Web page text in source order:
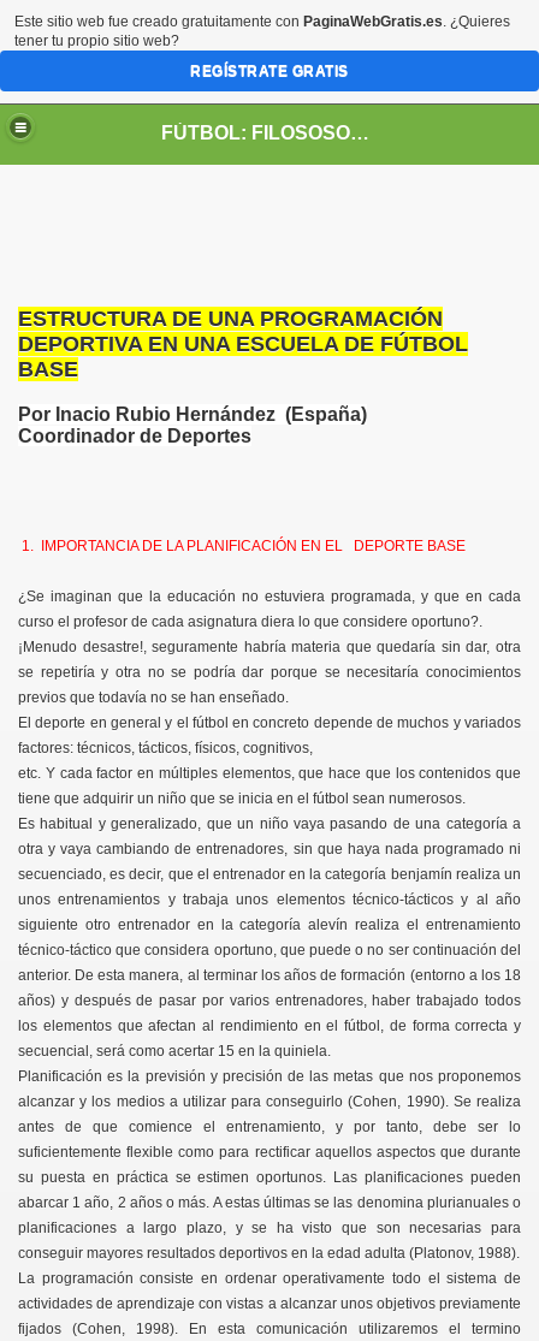
FÚTBOL: FILOSOSOFÍA DE VIDA
ESTRUCTURA DE UNA PROGRAMACIÓN
DEPORTIVA EN UNA ESCUELA DE FÚTBOL
BASE
Por Inacio Rubio Hernández (España)
Coordinador de Deportes
1. IMPORTANCIA DE LA PLANIFICACIÓN EN EL DEPORTE BASE
¿Se imaginan que la educación no estuviera programada, y que en cada
curso el profesor de cada asignatura diera lo que considere oportuno?.
¡Menudo desastre!, seguramente habría materia que quedaría sin dar, otra
se repetiría y otra no se podría dar porque se necesitaría conocimientos
previos que todavía no se han enseñado.
El deporte en general y el fútbol en concreto depende de muchos y variados
factores: técnicos, tácticos, físicos, cognitivos,
etc. Y cada factor en múltiples elementos, que hace que los contenidos que
tiene que adquirir un niño que se inicia en el fútbol sean numerosos.
Es habitual y generalizado, que un niño vaya pasando de una categoría a
otra y vaya cambiando de entrenadores, sin que haya nada programado ni
secuenciado, es decir, que el entrenador en la categoría benjamín realiza un
unos entrenamientos y trabaja unos elementos técnico-tácticos y al año
siguiente otro entrenador en la categoría alevín realiza el entrenamiento
técnico-táctico que considera oportuno, que puede o no ser continuación del
anterior. De esta manera, al terminar los años de formación (entorno a los 18
años) y después de pasar por varios entrenadores, haber trabajado todos
los elementos que afectan al rendimiento en el fútbol, de forma correcta y
secuencial, será como acertar 15 en la quiniela.
Planificación es la previsión y precisión de las metas que nos proponemos
alcanzar y los medios a utilizar para conseguirlo (Cohen, 1990). Se realiza
antes de que comience el entrenamiento, y por tanto, debe ser lo
suficientemente flexible como para rectificar aquellos aspectos que durante
su puesta en práctica se estimen oportunos. Las planificaciones pueden
abarcar 1 año, 2 años o más. A estas últimas se las denomina plurianuales o
planificaciones a largo plazo, y se ha visto que son necesarias para
conseguir mayores resultados deportivos en la edad adulta (Platonov, 1988).
La programación consiste en ordenar operativamente todo el sistema de
actividades de aprendizaje con vistas a alcanzar unos objetivos previamente
fijados (Cohen, 1998). En esta comunicación utilizaremos el termino
1 MES
Este sitio web fue creado gratuitamente con PaginaWebGratis.es. ¿Quieres
tener tu propio sitio web?
REGÍSTRATE GRATIS